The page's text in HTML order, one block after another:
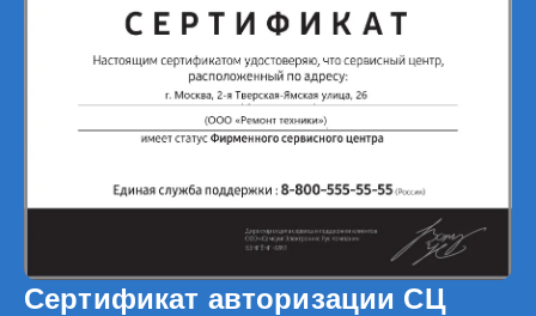
Сертификат авторизации СЦ